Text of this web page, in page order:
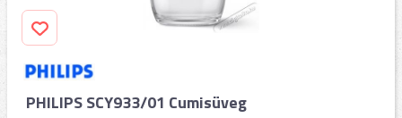
PHILIPS SCY933/01 Cumisüveg